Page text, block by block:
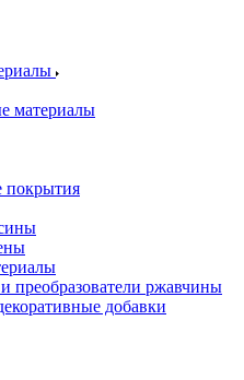
материалы
покрытия
преобразователи ржавчины
добавки